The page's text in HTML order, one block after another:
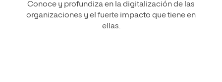
Conoce y profundiza en la digitalización de las
organizaciones y el fuerte impacto que tiene en
ellas.